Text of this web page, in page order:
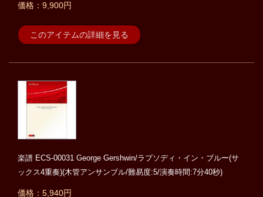
価格：9,900円
このアイテムの詳細を見る
楽譜 ECS-00031 George Gershwin/ラプソディ・イン・ブルー(サ
ックス4重奏)(木管アンサンブル/難易度:5/演奏時間:7分40秒)
価格：5,940円